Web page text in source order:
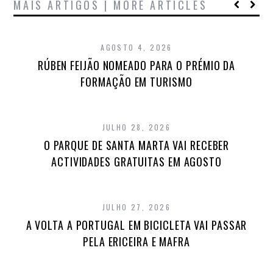
MAIS ARTIGOS | MORE ARTICLES
AGOSTO 4, 2026
RÚBEN FEIJÃO NOMEADO PARA O PRÉMIO DA
FORMAÇÃO EM TURISMO
JULHO 28, 2026
O PARQUE DE SANTA MARTA VAI RECEBER
ACTIVIDADES GRATUITAS EM AGOSTO
JULHO 27, 2026
A VOLTA A PORTUGAL EM BICICLETA VAI PASSAR
PELA ERICEIRA E MAFRA